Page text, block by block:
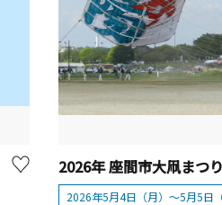
2026年 座間市大凧まつり
2026年5月4日（月）～5月5日（